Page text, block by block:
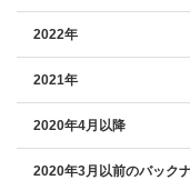
2022年
2021年
2020年4月以降
2020年3月以前のバック